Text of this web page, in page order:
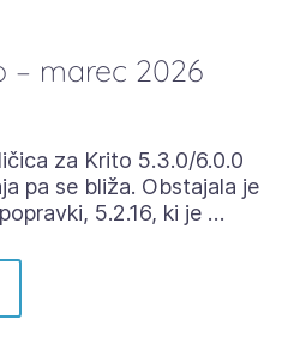
– marec 2026
za Krito 5.3.0/6.0.0
pa se bliža. Obstajala je
5.2.16, ki je …